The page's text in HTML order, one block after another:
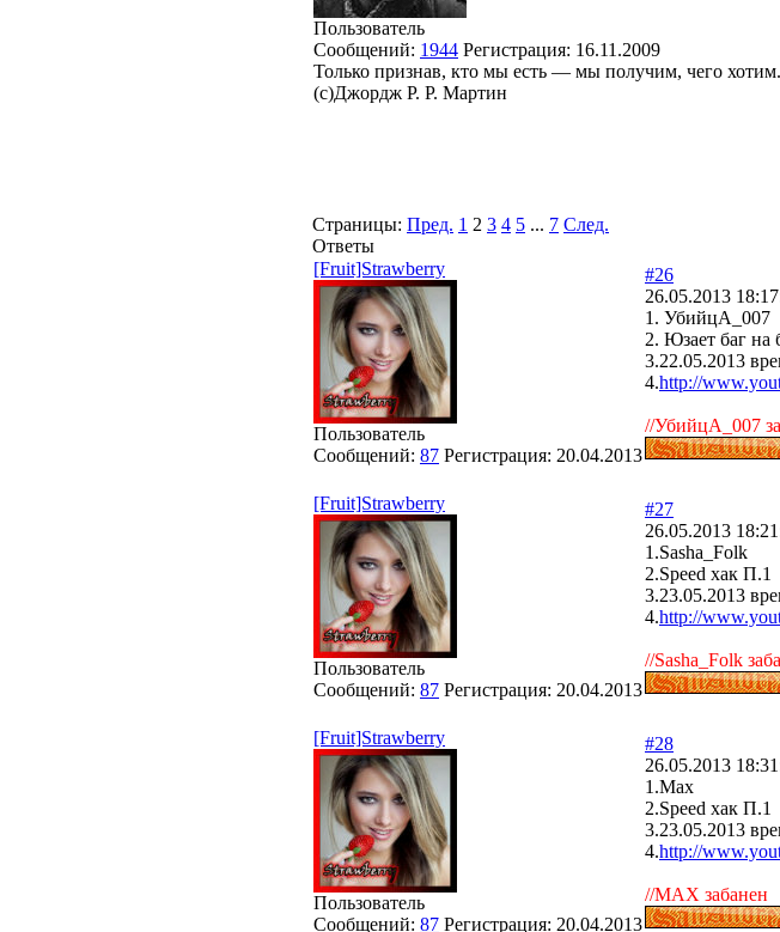
Пользователь
Сообщений: 1944 Регистрация: 16.11.2009
Только признав, кто мы есть — мы получим, чего хотим.
(с)Джордж Р. Р. Мартин
Страницы: Пред. 1 2 3 4 5 ... 7 След.
Ответы
[Fruit]Strawberry
Пользователь
Сообщений: 87 Регистрация: 20.04.2013
#26
26.05.2013
1. УбийцА_007
2. Юзает баг на
3.22.05.2013
4.http://
//УбийцА_007
[Fruit]Strawberry
Пользователь
Сообщений: 87 Регистрация: 20.04.2013
#27
26.05.2013
1.Sasha_Folk
2.Speed хак П.1
3.23.05.2013
4.http://
//Sasha_Folk
[Fruit]Strawberry
Пользователь
Сообщений: 87 Регистрация: 20.04.2013
#28
26.05.2013
1.Max
2.Speed хак П.1
3.23.05.2013
4.http://
//MAX забанен